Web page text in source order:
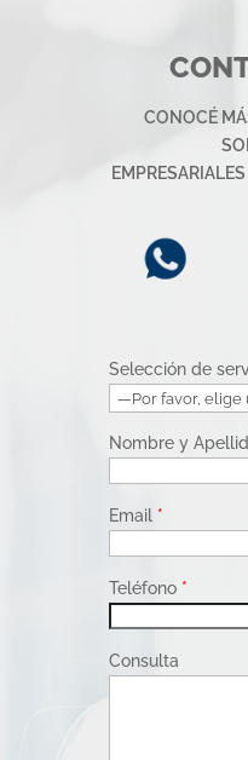
CONOCÉ
Selección de
Nombre y
Email *
Teléfono *
Consulta